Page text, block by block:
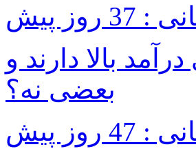
روز پیش
بالا دارند و
بعضی نه؟
روز پیش